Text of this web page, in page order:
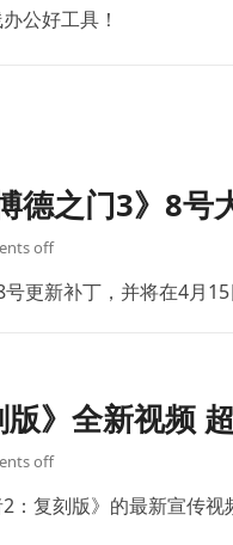
公好工具！
德之门3》8号
off
号更新补丁，并将在4月
版》全新视频
off
：复刻版》的最新宣传